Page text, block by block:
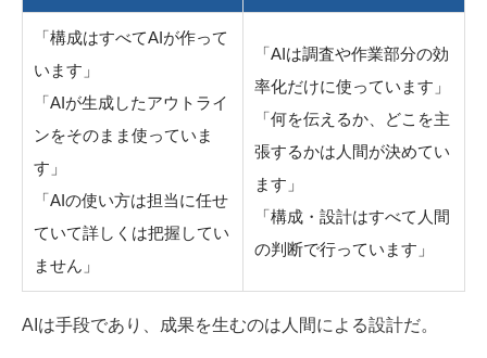
「構成はすべてAIが作って
います」
「AIが生成したアウトライ
ンをそのまま使っていま
す」
「AIの使い方は担当に任せ
ていて詳しくは把握してい
ません」
「AIは調査や作業部分の効
率化だけに使っています」
「何を伝えるか、どこを主
張するかは人間が決めてい
ます」
「構成・設計はすべて人間
の判断で行っています」
AIは手段であり、成果を生むのは人間による設計だ。